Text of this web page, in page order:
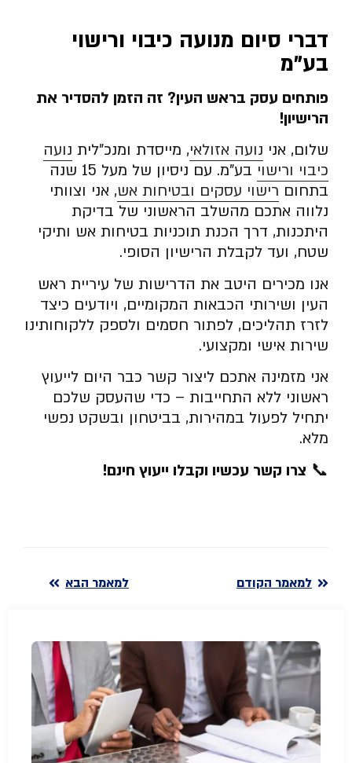
דברי סיום מנועה כיבוי ורישוי
בע”מ
פותחים עסק בראש העין? זה הזמן להסדיר את
הרישיון!
שלום, אני נועה אזולאי, מייסדת ומנכ”לית נועה
כיבוי ורישוי
בע”מ. עם ניסיון של מעל 15 שנה
בתחום רישוי עסקים ובטיחות אש, אני וצוותי
נלווה אתכם מהשלב הראשוני של בדיקת
היתכנות, דרך הכנת תוכניות בטיחות אש ותיקי
שטח, ועד לקבלת הרישיון הסופי.
אנו מכירים היטב את הדרישות של עיריית ראש
העין ושירותי הכבאות המקומיים, ויודעים כיצד
לזרז תהליכים, לפתור חסמים ולספק ללקוחותינו
שירות אישי ומקצועי.
אני מזמינה אתכם ליצור קשר כבר היום לייעוץ
ראשוני ללא התחייבות – כדי שהעסק שלכם
יתחיל לפעול במהירות, בביטחון ובשקט נפשי
מלא.
📞 צרו קשר עכשיו וקבלו ייעוץ חינם!
למאמר הקודם למאמר הבא